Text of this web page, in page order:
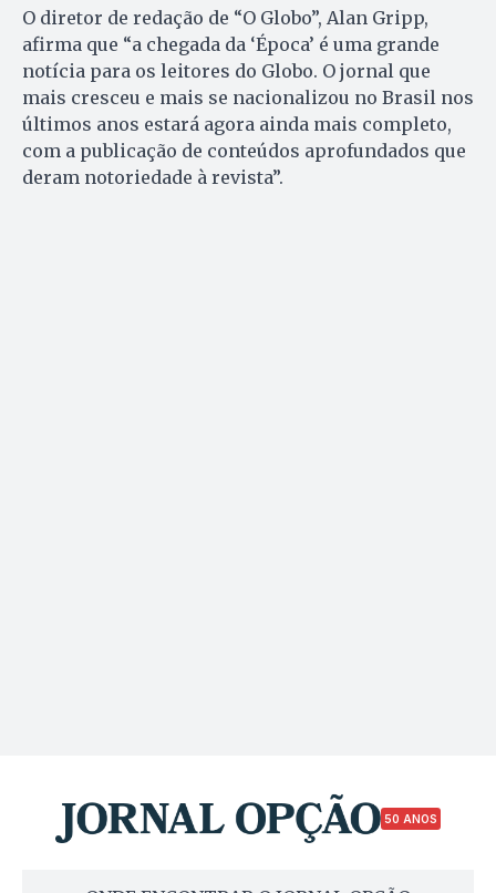
O diretor de redação de “O Globo”, Alan Gripp,
afirma que “a chegada da ‘Época’ é uma grande
notícia para os leitores do Globo. O jornal que
mais cresceu e mais se nacionalizou no Brasil nos
últimos anos estará agora ainda mais completo,
com a publicação de conteúdos aprofundados que
deram notoriedade à revista”.
50 ANOS